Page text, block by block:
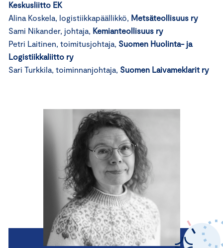
Keskusliitto EK
Alina Koskela, logistiikkapäällikkö, Metsäteollisuus ry
Sami Nikander, johtaja, Kemianteollisuus ry
Petri Laitinen, toimitusjohtaja, Suomen Huolinta- ja
Logistiikkaliitto ry
Sari Turkkila, toiminnanjohtaja, Suomen Laivameklarit ry